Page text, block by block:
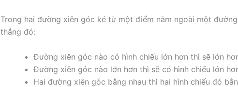
Trong hai đường xiên góc kẻ từ một điểm nằm ngoài một
thẳng đó:
Đường xiên góc nào có hình chiếu lớn hơn thì sẽ lớn
Đường xiên góc nào lớn hơn thì sẽ có hình chiếu lớn
Hai đường xiên góc bằng nhau thì hai hình chiếu đó